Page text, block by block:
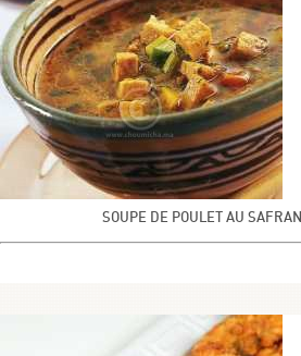
SOUPE DE POULET AU SAFRAN